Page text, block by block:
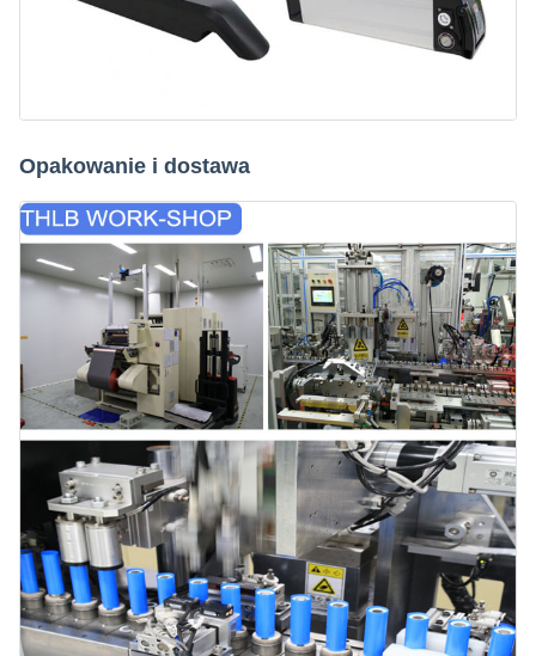
Opakowanie i dostawa